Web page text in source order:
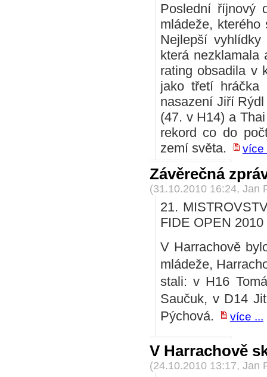
Poslední říjnový
mládeže,
Nejlepší
která nezklamala
rating obsadila v
jako třetí
nasazení Jiří
(47. v H14) a
rekord co do
zemí světa.
více
Závěrečná
(31.10.2010 16:24, Jan
21.
FIDE OPEN
V Harrachově
mládeže,
stali: v H16
Saučuk, v D14
Pýchová.
více ...
V Harrachově
(24.10.2010 13:17, Jan